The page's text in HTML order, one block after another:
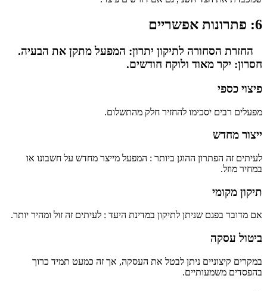
6: פתרונות אפשריים
החזרת הסחורה לתיקון יתרון: המפעל מתקן את הבעיה.
חסרון: יקר מאוד ולוקח חודשים.
פיצוי כספי
מפעלים רבים יסכימו להחזיר חלק מהתשלום.
ייצור מחדש
לעיתים זה הפתרון ההוגן ביותר : המפעל מייצר מחדש על חשבונו או
במחיר מוזל.
תיקון מקומי
אם מדובר בפגם שניתן לתיקון במדינת היעד : לעיתים זה זול ומהיר יותר.
ביטול עסקה
במקרים קיצוניים ניתן לבטל את העסקה, אך זה כמעט תמיד כרוך
בהפסדים משמעותיים.